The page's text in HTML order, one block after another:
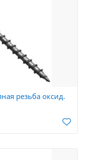
резьба оксид.